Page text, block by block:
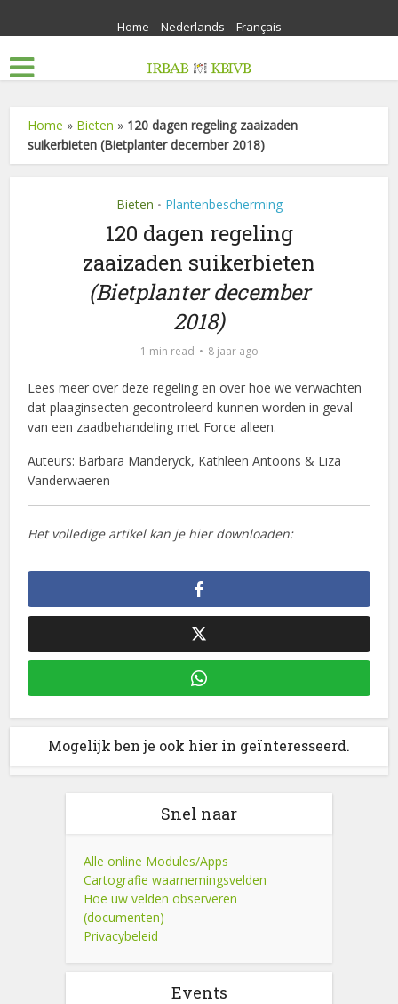
Home Nederlands Français
Home » Bieten » 120 dagen regeling zaaizaden
suikerbieten (Bietplanter december 2018)
Bieten • Plantenbescherming
120 dagen regeling
zaaizaden suikerbieten
(Bietplanter december
2018)
1 min read 8 jaar ago
Lees meer over deze regeling en over hoe we verwachten
dat plaaginsecten gecontroleerd kunnen worden in geval
van een zaadbehandeling met Force alleen.
Auteurs: Barbara Manderyck, Kathleen Antoons & Liza
Vanderwaeren
Het volledige artikel kan je hier downloaden:
Mogelijk ben je ook hier in geïnteresseerd.
Snel naar
Alle online Modules/Apps
Cartografie waarnemingsvelden
Hoe uw velden observeren
(documenten)
Privacybeleid
Events